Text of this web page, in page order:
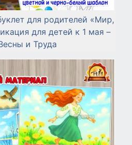
для родителей «Мир,
для детей к 1 мая –
и Труда